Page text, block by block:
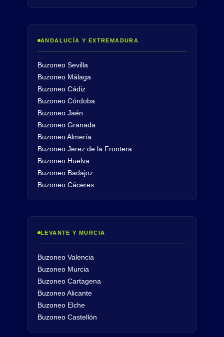
ANDALUCÍA Y EXTREMADURA
Buzoneo Sevilla
Buzoneo Málaga
Buzoneo Cádiz
Buzoneo Córdoba
Buzoneo Jaén
Buzoneo Granada
Buzoneo Almería
Buzoneo Jerez de la Frontera
Buzoneo Huelva
Buzoneo Badajoz
Buzoneo Cáceres
LEVANTE Y MURCIA
Buzoneo Valencia
Buzoneo Murcia
Buzoneo Cartagena
Buzoneo Alicante
Buzoneo Elche
Buzoneo Castellón